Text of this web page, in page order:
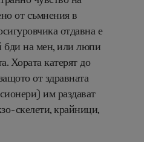
от съмнения в
отдавна е
бди на мен, или люпи
Хората катерят до
от здравната
им раздават
скелети, крайници,